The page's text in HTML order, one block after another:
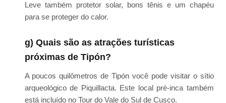
Leve também protetor solar, bons tênis e um chapéu
para se proteger do calor.
g) Quais são as atrações turísticas
próximas de Tipón?
A poucos quilômetros de Tipón você pode visitar o sítio
arqueológico de Piquillacta. Este local pré-inca também
está incluído no Tour do Vale do Sul de Cusco.